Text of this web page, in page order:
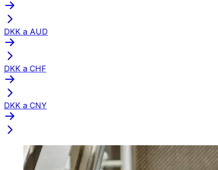
DKK a AUD
DKK a CHF
DKK a CNY